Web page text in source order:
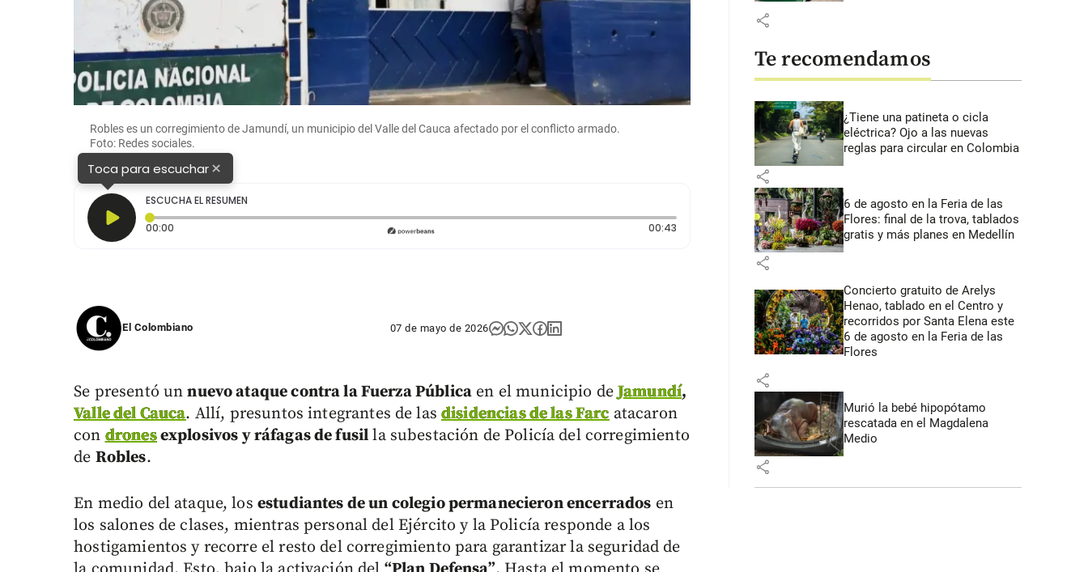
Robles es un corregimiento de Jamundí, un municipio del Valle del Cauca afectado por el conflicto armado.
Foto: Redes sociales.
Toca para escuchar×
ESCUCHA EL RESUMEN
00:00
00:43Duración: 43 segundos
El Colombiano 07 de mayo de 2026
Se presentó unnuevo ataque contra la Fuerza Pública en el municipio deJamundí,
Valle del Cauca. Allí, presuntos integrantes de lasdisidencias de las Farcatacaron
condronesexplosivos y ráfagas de fusil la subestación de Policía del corregimiento
de Robles.
En medio del ataque, los estudiantes de un colegio permanecieron encerrados en
los salones de clases, mientras personal del Ejército y la Policía responde a los
hostigamientos y recorre el resto del corregimiento para garantizar la seguridad de
share
Te recomendamos
¿Tiene una patineta o cicla
eléctrica? Ojo a las nuevas
reglas para circular en Colombia
share
6 de agosto en la Feria de las
Flores: final de la trova, tablados
gratis y más planes en Medellín
share
Concierto gratuito de Arelys
Henao, tablado en el Centro y
recorridos por Santa Elena este
6 de agosto en la Feria de las
Flores
share
Murió la bebé hipopótamo
rescatada en el Magdalena
Medio
share